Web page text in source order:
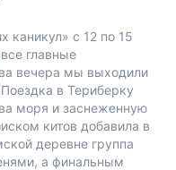
каникул» с 12 по 15
главные
вечера мы выходили
в Териберку
моря и заснеженную
китов добавила в
деревне группа
а финальным